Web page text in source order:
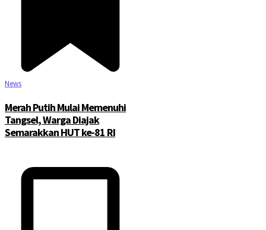
News
Merah Putih Mulai Memenuhi
Tangsel, Warga Diajak
Semarakkan HUT ke-81 RI